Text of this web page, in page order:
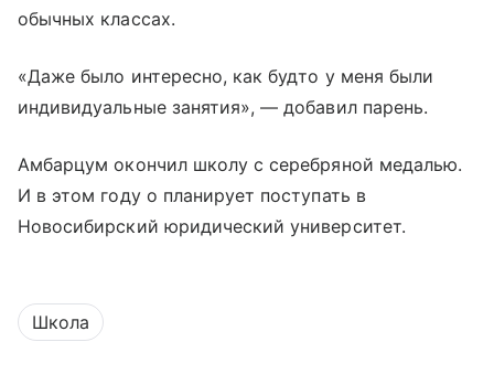
обычных классах.
«Даже было интересно, как будто у меня были
индивидуальные занятия», — добавил парень.
Амбарцум окончил школу с серебряной медалью.
И в этом году о планирует поступать в
Новосибирский юридический университет.
Школа